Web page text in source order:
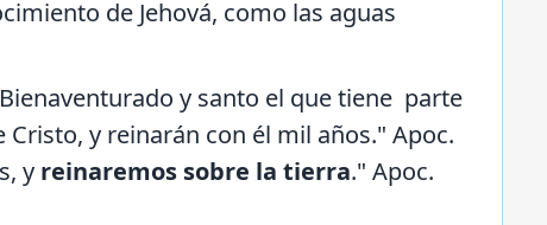
de Jehová, como las aguas
y santo el que tiene parte
y reinarán con él mil años." Apoc.
y reinaremos sobre la tierra." Apoc.